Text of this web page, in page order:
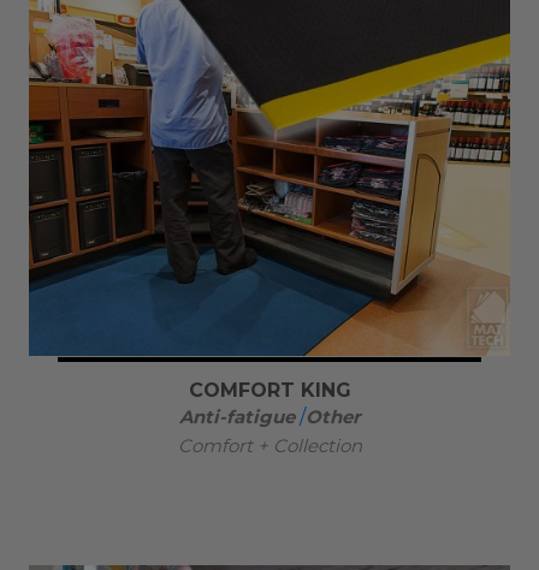
COMFORT KING
Anti-fatigue /Other
Comfort + Collection